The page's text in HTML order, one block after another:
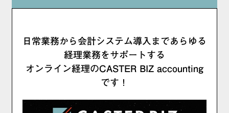
日常業務から会計システム導入まであらゆる
経理業務をサポートする
オンライン経理のCASTER BIZ accounting
です！